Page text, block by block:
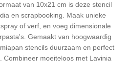
van 10x21 cm is deze stencil
en scrapbooking. Maak unieke
of verf, en voeg dimensionale
Gemaakt van hoogwaardig
stencils duurzaam en perfect
Combineer moeiteloos met Lavinia